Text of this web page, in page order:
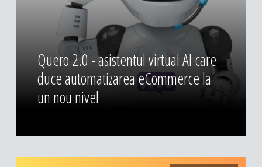
DESIGN & PRINTING
Identitate vizuala, imagine
Grafica publicitara
Grafica pentru print
Fotografie digitala
Quero 2.0 - asistentul virtual AI care
duce automatizarea eCommerce la
un nou nivel